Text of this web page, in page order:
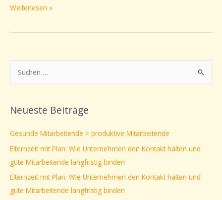
Weiterlesen »
u
h
n
a
c
h
Neueste Beiträge
Gesunde Mitarbeitende = produktive Mitarbeitende
Elternzeit mit Plan: Wie Unternehmen den Kontakt halten und
gute Mitarbeitende langfristig binden
Elternzeit mit Plan: Wie Unternehmen den Kontakt halten und
gute Mitarbeitende langfristig binden